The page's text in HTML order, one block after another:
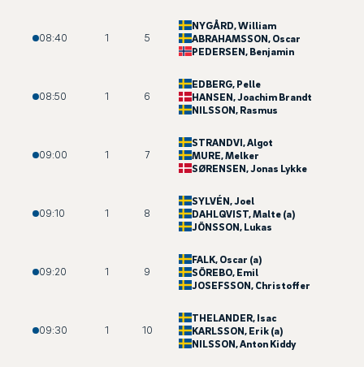
08:40 1 5
NYGÅRD, William
ABRAHAMSSON, Oscar
PEDERSEN, Benjamin
08:50 1 6
EDBERG, Pelle
HANSEN, Joachim Brandt
NILSSON, Rasmus
09:00 1 7
STRANDVI, Algot
MURE, Melker
SØRENSEN, Jonas Lykke
09:10 1 8
SYLVÉN, Joel
DAHLQVIST, Malte (a)
JÖNSSON, Lukas
09:20 1 9
FALK, Oscar (a)
SÖREBO, Emil
JOSEFSSON, Christoffer
09:30 1 10
THELANDER, Isac
KARLSSON, Erik (a)
NILSSON, Anton Kiddy